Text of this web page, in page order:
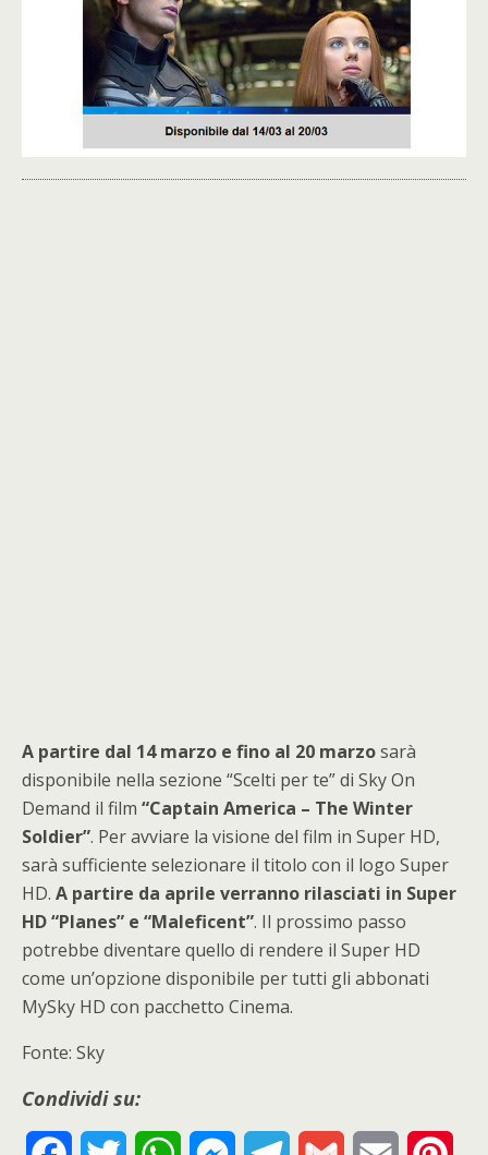
A partire dal 14 marzo e fino al 20 marzosarà
disponibile nella sezione “Scelti per te” di Sky On
Demand il film “Captain America – The Winter
Soldier”. Per avviare la visione del film in Super HD,
sarà sufficiente selezionare il titolo con il logo Super
HD. A partire da aprile verranno rilasciati in Super
HD “Planes” e “Maleficent”. Il prossimo passo
potrebbe diventare quello di rendere il Super HD
come un’opzione disponibile per tutti gli abbonati
MySky HD con pacchetto Cinema.
Fonte: Sky
Condividi su: